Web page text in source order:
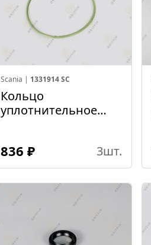
Scania | 1331914 SC
Кольцо
уплотнительное
836 ₽ 3шт.